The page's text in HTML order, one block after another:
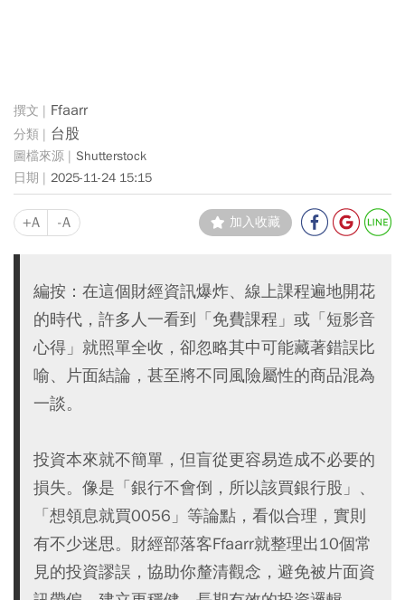
Ffaarr
台股
Shutterstock
2025-11-24 15:15
+A -A 加入收藏
編按：在這個財經資訊爆炸、線上課程遍地開花
的時代，許多人一看到「免費課程」或「短影音
心得」就照單全收，卻忽略其中可能藏著錯誤比
喻、片面結論，甚至將不同風險屬性的商品混為
一談。
投資本來就不簡單，但盲從更容易造成不必要的
損失。像是「銀行不會倒，所以該買銀行股」、
「想領息就買0056」等論點，看似合理，實則
有不少迷思。財經部落客Ffaarr就整理出10個常
見的投資謬誤，協助你釐清觀念，避免被片面資